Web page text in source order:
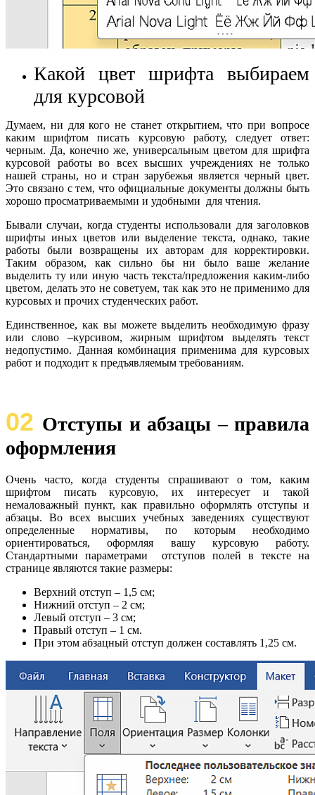
Какой цвет шрифта выбираем
для курсовой
Думаем, ни для кого не станет открытием, что при вопросе
каким шрифтом писать курсовую работу, следует ответ:
черным. Да, конечно же, универсальным цветом для шрифта
курсовой работы во всех высших учреждениях не только
нашей страны, но и стран зарубежья является черный цвет.
Это связано с тем, что официальные документы должны быть
хорошо просматриваемыми и удобными для чтения.
Бывали случаи, когда студенты использовали для заголовков
шрифты иных цветов или выделение текста, однако, такие
работы были возвращены их авторам для корректировки.
Таким образом, как сильно бы ни было ваше желание
выделить ту или иную часть текста/предложения каким-либо
цветом, делать это не советуем, так как это не применимо для
курсовых и прочих студенческих работ.
Единственное, как вы можете выделить необходимую фразу
или слово –курсивом, жирным шрифтом выделять текст
недопустимо. Данная комбинация применима для курсовых
работ и подходит к предъявляемым требованиям.
02 Отступы и абзацы – правила
оформления
Очень часто, когда студенты спрашивают о том, каким
шрифтом писать курсовую, их интересует и такой
немаловажный пункт, как правильно оформлять отступы и
абзацы. Во всех высших учебных заведениях существуют
определенные нормативы, по которым необходимо
ориентироваться, оформляя вашу курсовую работу.
Стандартными параметрами отступов полей в тексте на
странице являются такие размеры:
Верхний отступ – 1,5 см;
Нижний отступ – 2 см;
Левый отступ – 3 см;
Правый отступ – 1 см.
При этом абзацный отступ должен составлять 1,25 см.